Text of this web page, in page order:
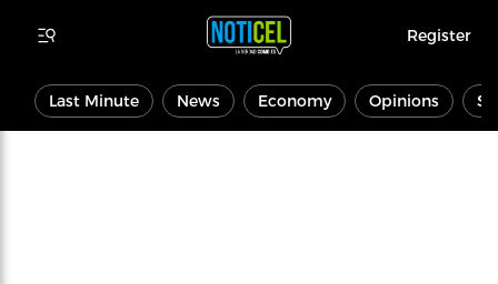
Register
Last Minute News Economy Opinions